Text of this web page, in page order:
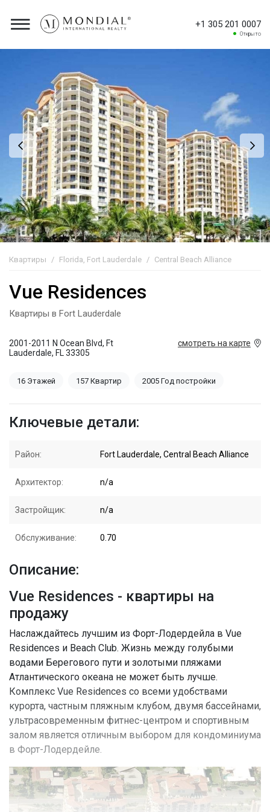
+1 305 201 0007
Открыто
Квартиры Florida, Fort Lauderdale Central Beach Alliance
Vue Residences
Квартиры в Fort Lauderdale
2001-2011 N Ocean Blvd, Ft
Lauderdale, FL 33305
смотреть на карте
16 Этажей 157 Квартир 2005 Год постройки
Ключевые детали:
Район: Fort Lauderdale, Central Beach Alliance
Архитектор: n/a
Застройщик: n/a
Обслуживание: 0.70
Описание:
Vue Residences - квартиры на
продажу
Наслаждайтесь лучшим из Форт-Лодердейла в Vue
Residences и Beach Club. Жизнь между голубыми
водами Берегового пути и золотыми пляжами
Атлантического океана не может быть лучше.
Комплекс Vue Residences со всеми удобствами
курорта, частным пляжным клубом, двумя бассейнами,
ультрасовременным фитнес-центром и спортивным
залом является отличным выбором для кондоминиума
в Форт-Лодердейле.